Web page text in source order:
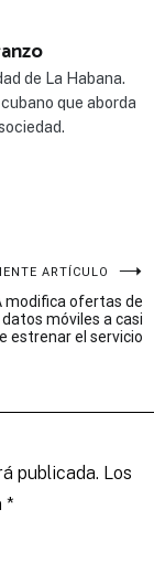
de La Habana.
que aborda
ARTÍCULO
modifica ofertas de
móviles a casi
estrenar el servicio
publicada. Los
*